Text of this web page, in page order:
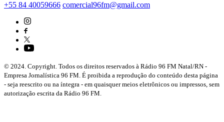
+55 84 40059666 comercial96fm@gmail.com
© 2024. Copyright. Todos os direitos reservados à Rádio 96 FM Natal/RN -
Empresa Jornalística 96 FM. É proibida a reprodução do conteúdo desta página
- seja reescrito ou na íntegra - em quaisquer meios eletrônicos ou impressos, sem
autorização escrita da Rádio 96 FM.